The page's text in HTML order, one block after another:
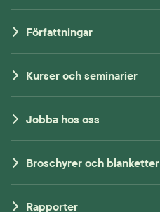
Författningar
Kurser och seminarier
Jobba hos oss
Broschyrer och blanketter
Rapporter